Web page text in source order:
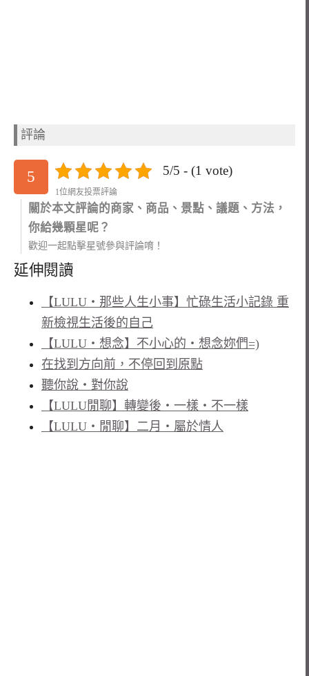
評論
5 5/5 - (1 vote)
1位網友投票評論
關於本文評論的商家、商品、景點、議題、方法，
你給幾顆星呢？
歡迎一起點擊星號參與評論唷！
延伸閱讀
【LULU‧那些人生小事】忙碌生活小記錄 重
新檢視生活後的自己
【LULU‧想念】不小心的‧想念妳們=)
在找到方向前，不停回到原點
聽你說‧對你說
【LULU閒聊】轉變後‧一樣‧不一樣
【LULU‧閒聊】二月‧屬於情人